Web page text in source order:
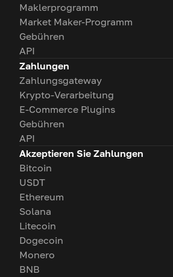
Maklerprogramm
Market Maker-Programm
Gebühren
API
Zahlungen
Zahlungsgateway
Krypto-Verarbeitung
E-Commerce Plugins
Gebühren
API
Akzeptieren Sie Zahlungen
Bitcoin
USDT
Ethereum
Solana
Litecoin
Dogecoin
Monero
BNB